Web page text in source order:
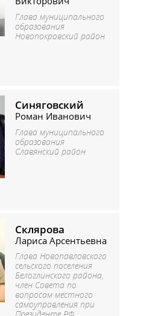
Глава муниципального
образования
Новопокровский район
Синяговский
Роман Иванович
Глава муниципального
образования
Славянский район
Склярова
Лариса Арсентьевна
Глава Новопавловского
сельского поселения
Белоглинского района,
член Совета по
вопросам местного
самоуправления при